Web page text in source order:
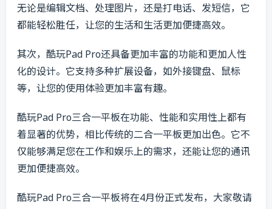
无论是编辑文档、处理图片，还是打电话、发短信，它
都能轻松胜任，让您的生活和生活更加便捷高效。
其次，酷玩Pad Pro还具备更加丰富的功能和更加人性
化的设计。它支持多种扩展设备，如外接键盘、鼠标
等，让您的使用体验更加丰富有趣。
酷玩Pad Pro三合一平板在功能、性能和实用性上都有
着显著的优势，相比传统的二合一平板更加出色。它不
仅能够满足您在工作和娱乐上的需求，还能让您的通讯
更加便捷高效。
酷玩Pad Pro三合一平板将在4月份正式发布，大家敬请